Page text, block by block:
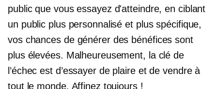
public que vous essayez d'atteindre, en ciblant
un public plus personnalisé et plus spécifique,
vos chances de générer des bénéfices sont
plus élevées. Malheureusement, la clé de
l’échec est d’essayer de plaire et de vendre à
tout le monde. Affinez toujours !